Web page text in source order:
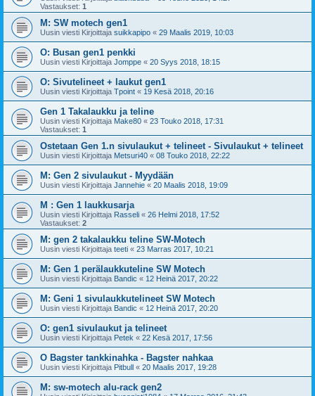
Vastaukset: 1
M: SW motech gen1
Uusin viesti Kirjoittaja suikkapipo « 29 Maalis 2019, 10:03
O: Busan gen1 penkki
Uusin viesti Kirjoittaja Jomppe « 20 Syys 2018, 18:15
O: Sivutelineet + laukut gen1
Uusin viesti Kirjoittaja Tpoint « 19 Kesä 2018, 20:16
Gen 1 Takalaukku ja teline
Uusin viesti Kirjoittaja Make80 « 23 Touko 2018, 17:31
Vastaukset: 1
Ostetaan Gen 1.n sivulaukut + telineet - Sivulaukut + telineet
Uusin viesti Kirjoittaja Metsuri40 « 08 Touko 2018, 22:22
M: Gen 2 sivulaukut - Myydään
Uusin viesti Kirjoittaja Jannehie « 20 Maalis 2018, 19:09
M : Gen 1 laukkusarja
Uusin viesti Kirjoittaja Rasseli « 26 Helmi 2018, 17:52
Vastaukset: 2
M: gen 2 takalaukku teline SW-Motech
Uusin viesti Kirjoittaja teeti « 23 Marras 2017, 10:21
M: Gen 1 perälaukkuteline SW Motech
Uusin viesti Kirjoittaja Bandic « 12 Heinä 2017, 20:22
M: Geni 1 sivulaukkutelineet SW Motech
Uusin viesti Kirjoittaja Bandic « 12 Heinä 2017, 20:20
O: gen1 sivulaukut ja telineet
Uusin viesti Kirjoittaja Petek « 22 Kesä 2017, 17:56
O Bagster tankkinahka - Bagster nahkaa
Uusin viesti Kirjoittaja Pitbull « 20 Maalis 2017, 19:28
M: sw-motech alu-rack gen2